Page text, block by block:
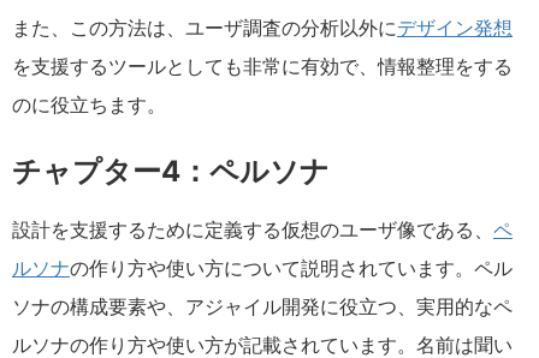
また、この方法は、ユーザ調査の分析以外にデザイン発想
を支援するツールとしても非常に有効で、情報整理をする
のに役立ちます。
チャプター4：ペルソナ
設計を支援するために定義する仮想のユーザ像である、 ペ
ルソナの作り方や使い方について説明されています。ペル
ソナの構成要素や、アジャイル開発に役立つ、実用的なペ
ルソナの作り方や使い方が記載されています。名前は聞い